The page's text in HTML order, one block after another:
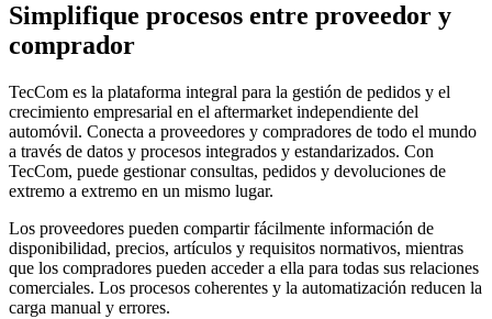
Simplifique procesos entre proveedor y
comprador
TecCom es la plataforma integral para la gestión de pedidos y el
crecimiento empresarial en el aftermarket independiente del
automóvil. Conecta a proveedores y compradores de todo el mundo
a través de datos y procesos integrados y estandarizados. Con
TecCom, puede gestionar consultas, pedidos y devoluciones de
extremo a extremo en un mismo lugar.
Los proveedores pueden compartir fácilmente información de
disponibilidad, precios, artículos y requisitos normativos, mientras
que los compradores pueden acceder a ella para todas sus relaciones
comerciales. Los procesos coherentes y la automatización reducen la
carga manual y errores.